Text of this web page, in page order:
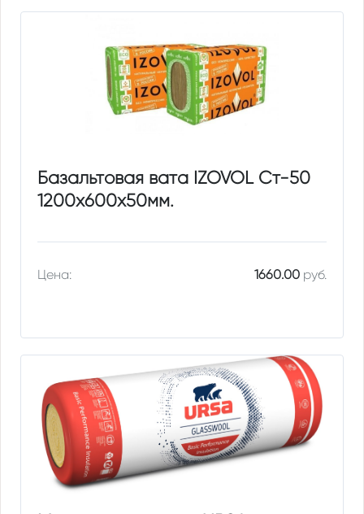
Базальтовая вата IZOVOL Ст-50
1200х600х50мм.
Цена: 1660.00руб.